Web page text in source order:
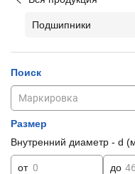
Подшипники
Поиск
Размер
Внутренний диаметр - d
от до